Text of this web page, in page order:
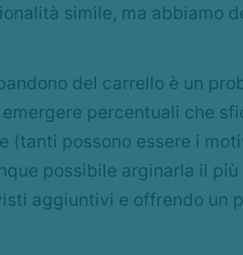
simile, ma abbiamo
del carrello è un
percentuali che
possono essere i
possibile arginarla il
aggiuntivi e offrendo un